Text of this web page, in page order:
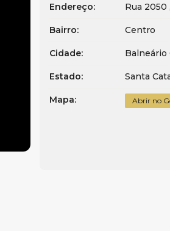
Endereço: Rua 2050 ,
Bairro: Centro
Cidade: Balneário
Estado: Santa
Mapa: Abrir no